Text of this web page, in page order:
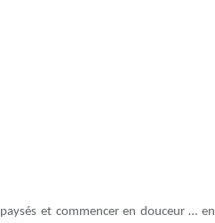
et commencer en douceur … en